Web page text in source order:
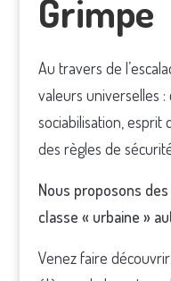
Grimpe
Au travers de
valeurs universelles :
sociabilisation, esprit
des règles de
Nous proposons
classe « urbaine »
Venez faire